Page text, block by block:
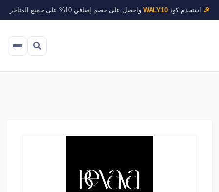
🎉 استخدم كودWALY10 واحصل على خصم إضافي 10% على جميع المتاجر